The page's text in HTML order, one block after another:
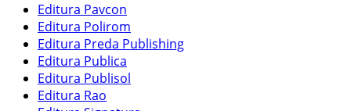
Editura Pavcon
Editura Polirom
Editura Preda Publishing
Editura Publica
Editura Publisol
Editura Rao